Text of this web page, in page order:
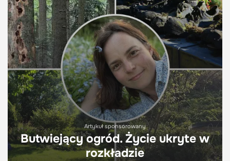
Artykuł sponsorowany
Butwiejący ogród. Życie ukryte w
rozkładzie